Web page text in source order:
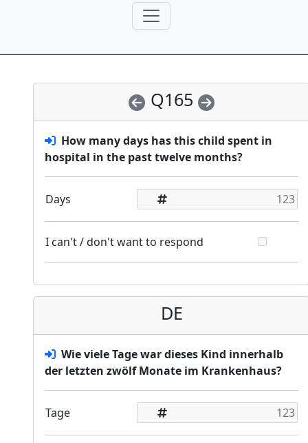
Q165
How many days has this child spent in
hospital in the past twelve months?
Days
I can't / don't want to respond
DE
Wie viele Tage war dieses Kind innerhalb
der letzten zwölf Monate im Krankenhaus?
Tage